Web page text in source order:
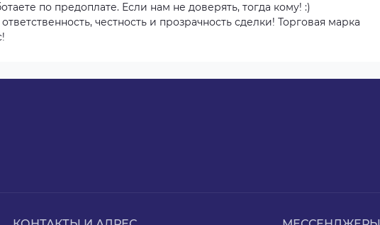
по предоплате. Если нам не доверять, тогда кому! :)
честность и прозрачность сделки! Торговая марка